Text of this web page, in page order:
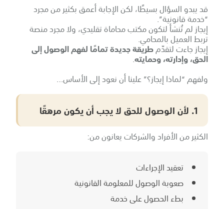
قد يبدو السؤال بسيطًا، لكن الإجابة أعمق بكثير من مجرد
“خدمة قانونية”.
إيجاز لم تُنشأ لتكون مكتب محاماة تقليدي، ولا مجرد منصة
تربط العميل بالمحامي.
إيجاز جاءت لتقدّمطريقة جديدة تمامًا لفهم الوصول إلى
الحق، وإدارته، وحمايته.
ولفهم “لماذا إيجاز؟” علينا أن نعود إلى الأساس…
1. لأن الوصول للحق لا يجب أن يكون مرهقًا
الكثير من الأفراد والشركات يعانون من:
تعقيد الإجراءات
صعوبة الوصول للمعلومة القانونية
بطء الحصول على خدمة